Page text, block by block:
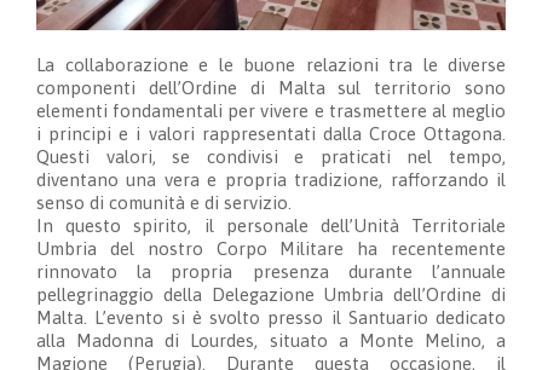
La collaborazione e le buone relazioni tra le diverse
componenti dell’Ordine di Malta sul territorio sono
elementi fondamentali per vivere e trasmettere al meglio
i principi e i valori rappresentati dalla Croce Ottagona.
Questi valori, se condivisi e praticati nel tempo,
diventano una vera e propria tradizione, rafforzando il
senso di comunità e di servizio.
In questo spirito, il personale dell’Unità Territoriale
Umbria del nostro Corpo Militare ha recentemente
rinnovato la propria presenza durante l’annuale
pellegrinaggio della Delegazione Umbria dell’Ordine di
Malta. L’evento si è svolto presso il Santuario dedicato
alla Madonna di Lourdes, situato a Monte Melino, a
Magione (Perugia). Durante questa occasione, il